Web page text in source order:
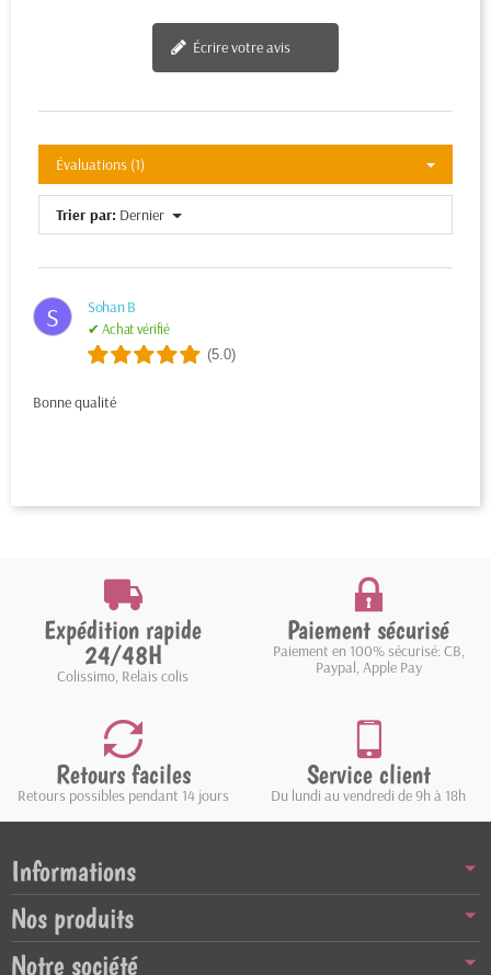
Écrire votre avis
Évaluations (1)
Trier par: Dernier
S Sohan B
✔ Achat vérifié
(5.0)
Bonne qualité
Expédition rapide
24/48H
Colissimo, Relais colis
Paiement sécurisé
Paiement en 100% sécurisé: CB,
Paypal, Apple Pay
Retours faciles
Retours possibles pendant 14 jours
Service client
Du lundi au vendredi de 9h à 18h
Informations
Nos produits
Notre société